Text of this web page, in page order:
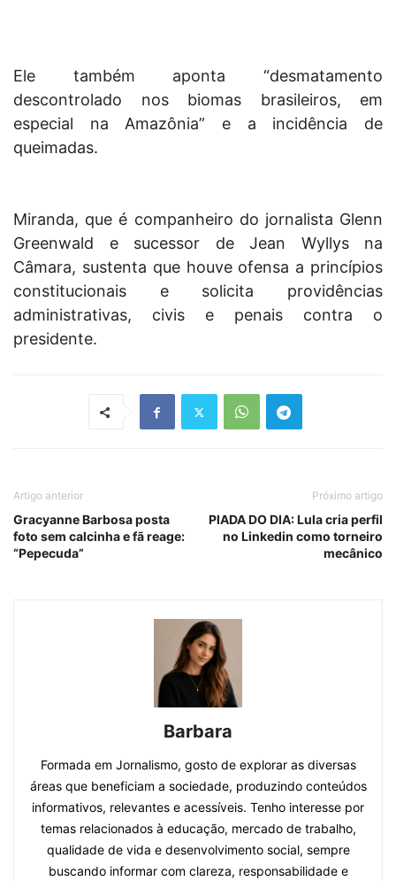
Ele também aponta “desmatamento
descontrolado nos biomas brasileiros, em
especial na Amazônia” e a incidência de
queimadas.
Miranda, que é companheiro do jornalista Glenn
Greenwald e sucessor de Jean Wyllys na
Câmara, sustenta que houve ofensa a princípios
constitucionais e solicita providências
administrativas, civis e penais contra o
presidente.
Artigo anterior
Gracyanne Barbosa posta
foto sem calcinha e fã reage:
“Pepecuda”
Próximo artigo
PIADA DO DIA: Lula cria perfil
no Linkedin como torneiro
mecânico
Barbara
Formada em Jornalismo, gosto de explorar as diversas
áreas que beneficiam a sociedade, produzindo conteúdos
informativos, relevantes e acessíveis. Tenho interesse por
temas relacionados à educação, mercado de trabalho,
qualidade de vida e desenvolvimento social, sempre
buscando informar com clareza, responsabilidade e